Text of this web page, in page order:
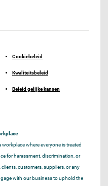
Cookiebeleid
Kwaliteitsbeleid
Beleid gelijke kansen
where everyone is treated
for harassment, discrimination, or
customers, suppliers, or any
with our business to uphold the